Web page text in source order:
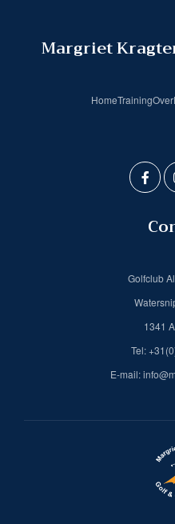
Margriet
HomeTrainingOver
Golfclub
1341
Tel:
E-mail: